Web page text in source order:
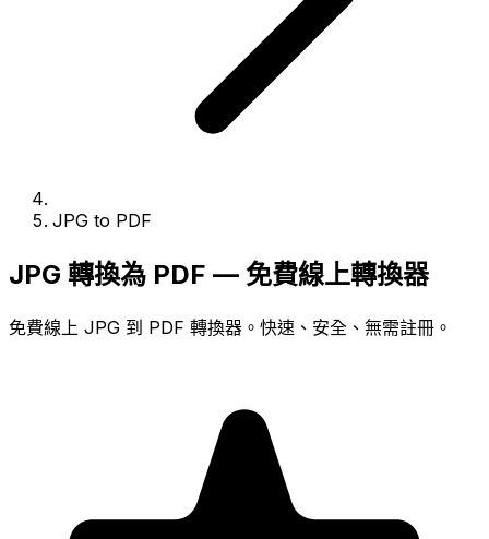
JPG to PDF
JPG 轉換為 PDF — 免費線上轉換器
免費線上 JPG 到 PDF 轉換器。快速、安全、無需註冊。